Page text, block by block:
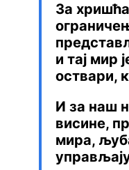
За
и тај мир
оствари,
И за наш
висине,
мира,